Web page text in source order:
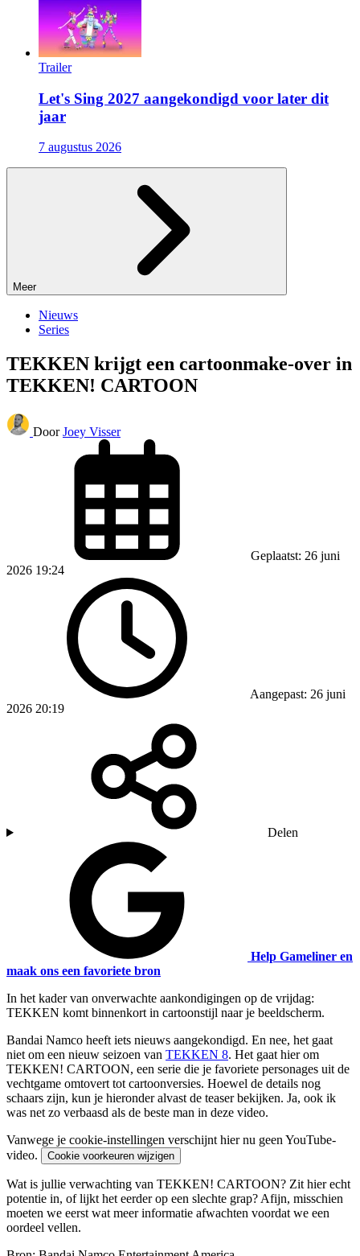
Trailer
Let's Sing 2027 aangekondigd voor later dit
jaar
7 augustus 2026
Meer
Nieuws
Series
TEKKEN krijgt een cartoonmake-over in
TEKKEN! CARTOON
Door Joey Visser
Geplaatst: 26 juni
2026 19:24
Aangepast: 26 juni
2026 20:19
Delen
Help Gameliner en
maak ons een favoriete bron
In het kader van onverwachte aankondigingen op de vrijdag:
TEKKEN komt binnenkort in cartoonstijl naar je beeldscherm.
Bandai Namco heeft iets nieuws aangekondigd. En nee, het gaat
niet om een nieuw seizoen van TEKKEN 8. Het gaat hier om
TEKKEN! CARTOON, een serie die je favoriete personages uit de
vechtgame omtovert tot cartoonversies. Hoewel de details nog
schaars zijn, kun je hieronder alvast de teaser bekijken. Ja, ook ik
was net zo verbaasd als de beste man in deze video.
Vanwege je cookie-instellingen verschijnt hier nu geen YouTube-
video.
Cookie voorkeuren wijzigen
Wat is jullie verwachting van TEKKEN! CARTOON? Zit hier echt
potentie in, of lijkt het eerder op een slechte grap? Afijn, misschien
moeten we eerst wat meer informatie afwachten voordat we een
oordeel vellen.